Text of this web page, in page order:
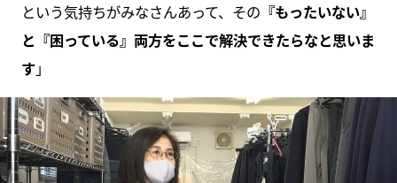
という気持ちがみなさんあって、その 『もったいない』
と『困っている』両方をここで解決できたらなと思いま
す」